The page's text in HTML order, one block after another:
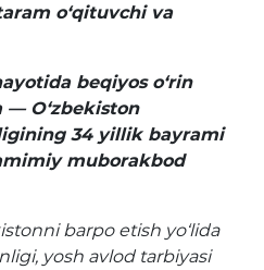
tizim
o‘qituvchi va
beqiyos o‘rin
— O‘zbekiston
34 yillik bayrami
muborakbod
barpo etish yo‘lida
yosh avlod tarbiyasi